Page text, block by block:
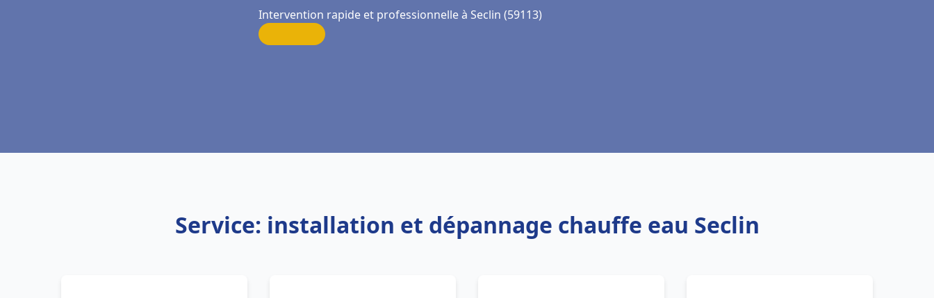
Intervention rapide et professionnelle à Seclin (59113)
Service: installation et dépannage chauffe eau Seclin